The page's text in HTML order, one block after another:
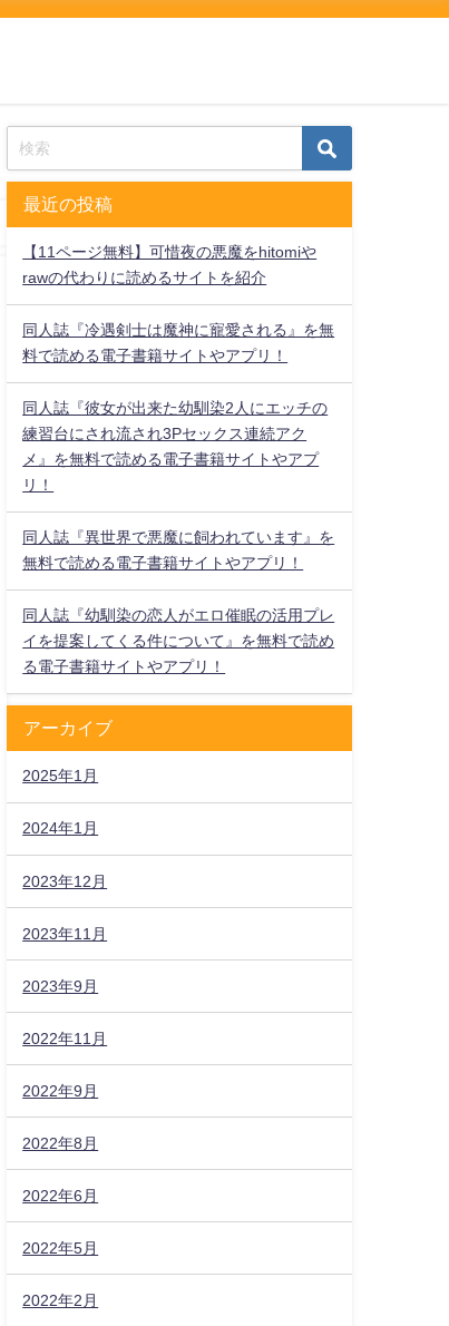
最近の投稿
【11ページ無料】可惜夜の悪魔をhitomiや
rawの代わりに読めるサイトを紹介
同人誌『冷遇剣士は魔神に寵愛される』を無
料で読める電子書籍サイトやアプリ！
同人誌『彼女が出来た幼馴染2人にエッチの
練習台にされ流され3Pセックス連続アク
メ』を無料で読める電子書籍サイトやアプ
リ！
同人誌『異世界で悪魔に飼われています』を
無料で読める電子書籍サイトやアプリ！
同人誌『幼馴染の恋人がエロ催眠の活用プレ
イを提案してくる件について』を無料で読め
る電子書籍サイトやアプリ！
アーカイブ
2025年1月
2024年1月
2023年12月
2023年11月
2023年9月
2022年11月
2022年9月
2022年8月
2022年6月
2022年5月
2022年2月